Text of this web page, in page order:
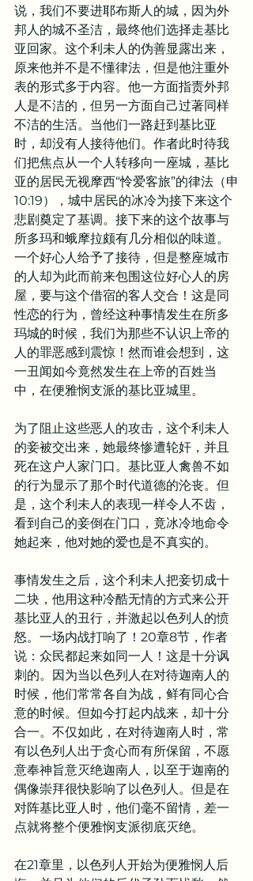
说，我们不要进耶布斯人的城，因为外
邦人的城不圣洁，最终他们选择走基比
亚回家。这个利未人的伪善显露出来，
原来他并不是不懂律法，但是他注重外
表的形式多于内容。他一方面指责外邦
人是不洁的，但另一方面自己过著同样
不洁的生活。当他们一路赶到基比亚
时，却没有人接待他们。作者此时待我
们把焦点从一个人转移向一座城，基比
亚的居民无视摩西“怜爱客旅”的律法（申
10:19），城中居民的冰冷为接下来这个
悲剧奠定了基调。接下来的这个故事与
所多玛和蛾摩拉颇有几分相似的味道。
一个好心人给予了接待，但是整座城市
的人却为此而前来包围这位好心人的房
屋，要与这个借宿的客人交合！这是同
性恋的行为，曾经这种事情发生在所多
玛城的时候，我们为那些不认识上帝的
人的罪恶感到震惊！然而谁会想到，这
一丑闻如今竟然发生在上帝的百姓当
中，在便雅悯支派的基比亚城里。
为了阻止这些恶人的攻击，这个利未人
的妾被交出来，她最终惨遭轮奸，并且
死在这户人家门口。基比亚人禽兽不如
的行为显示了那个时代道德的沦丧。但
是，这个利未人的表现一样令人不齿，
看到自己的妾倒在门口，竟冰冷地命令
她起来，他对她的爱也是不真实的。
事情发生之后，这个利未人把妾切成十
二块，他用这种冷酷无情的方式来公开
基比亚人的丑行，并激起以色列人的愤
怒。一场内战打响了！20章8节，作者
说：众民都起来如同一人！这是十分讽
刺的。因为当以色列人在对待迦南人的
时候，他们常常各自为战，鲜有同心合
意的时候。但如今打起内战来，却十分
合一。不仅如此，在对待迦南人时，常
有以色列人出于贪心而有所保留，不愿
意奉神旨意灭绝迦南人，以至于迦南的
偶像崇拜很快影响了以色列人。但是在
对阵基比亚人时，他们毫不留情，差一
点就将整个便雅悯支派彻底灭绝。
在21章里，以色列人开始为便雅悯人后